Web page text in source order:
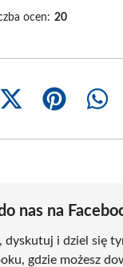
ocen: 20
Share
(Twitter)
Share
Share
nas na
i dziel się
gdzie możesz